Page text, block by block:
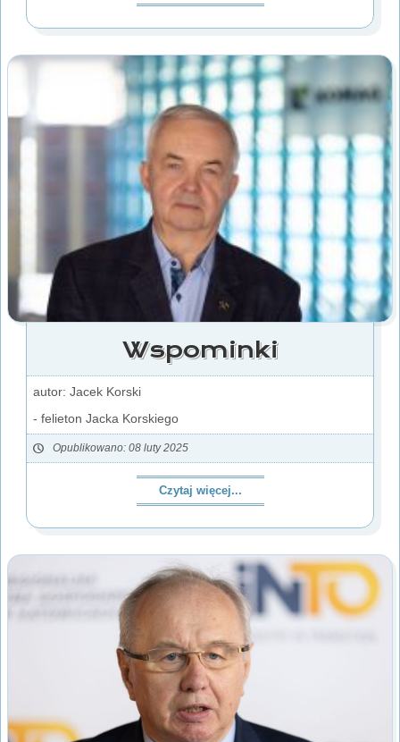
Wspominki
autor: Jacek Korski
- felieton Jacka Korskiego
Opublikowano: 08 luty 2025
Czytaj więcej...